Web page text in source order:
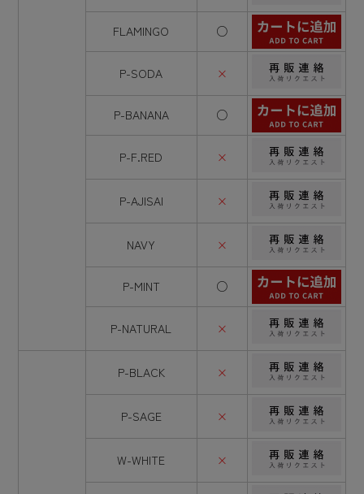
FLAMINGO ○
P-SODA ×
P-BANANA ○
P-F.RED ×
P-AJISAI ×
NAVY ×
P-MINT ○
P-NATURAL ×
P-BLACK ×
P-SAGE ×
W-WHITE ×